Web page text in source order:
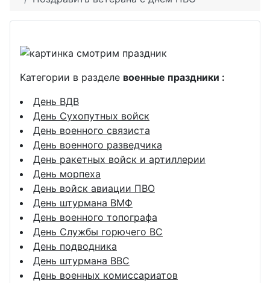
Категории в разделе военные праздники :
День ВДВ
День Сухопутных войск
День военного связиста
День военного разведчика
День ракетных войск и артиллерии
День морпеха
День войск авиации ПВО
День штурмана ВМФ
День военного топографа
День Службы горючего ВС
День подводника
День штурмана ВВС
День военных комиссариатов